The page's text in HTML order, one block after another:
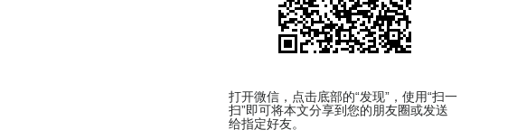
打开微信，点击底部的“发现”，使用“扫一
扫”即可将本文分享到您的朋友圈或发送
给指定好友。